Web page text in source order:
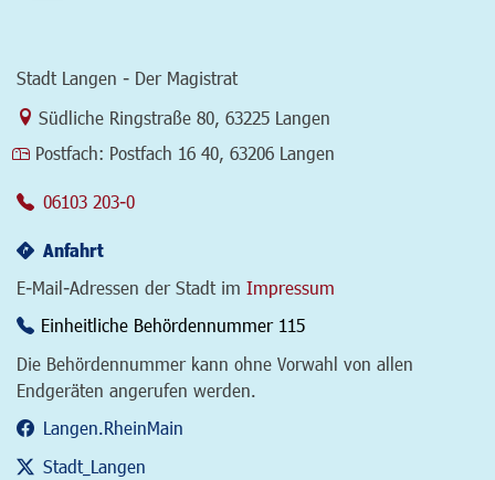
Stadt Langen - Der Magistrat
Link zur Google-Maps Navigation
Südliche Ringstraße 80 63225 Langen
Postfach: Postfach 16 40, 63206 Langen
06103 203-0
Anfahrt
E-Mail-Adressen der Stadt im Impressum
Einheitliche Behördennummer 115
Die Behördennummer kann ohne Vorwahl von allen
Endgeräten angerufen werden.
Langen.RheinMain
Stadt_Langen